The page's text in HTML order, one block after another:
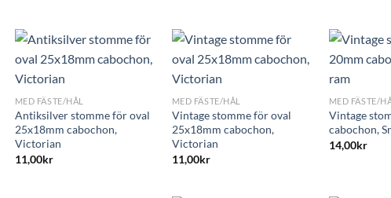
+
MED FÄSTE/HÅL
Antiksilver stomme för oval
25x18mm cabochon,
Victorian
11,00kr
+
MED FÄSTE/HÅL
Vintage stomme för oval
25x18mm cabochon,
Victorian
11,00kr
MED FÄSTE/
Vintage
cabochon,
14,00kr